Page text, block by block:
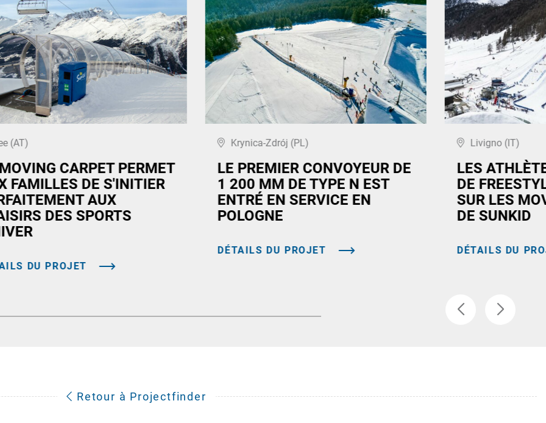
(AT)
CARPET PERMET
FAMILLES DE S'INITIER
AUX
DES SPORTS
DU PROJET
Krynica-Zdrój (PL)
LE PREMIER CONVOYEUR DE
1 200 MM DE TYPE N EST
ENTRÉ EN SERVICE EN
POLOGNE
DÉTAILS DU PROJET
Livigno (IT)
LES
DE
SUR LES
DE SUNKID
DÉTAILS DU
Retour à Projectfinder